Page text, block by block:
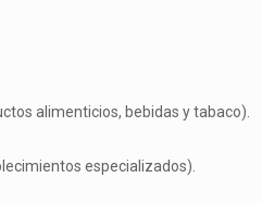
alimenticios, bebidas y tabaco).
especializados).